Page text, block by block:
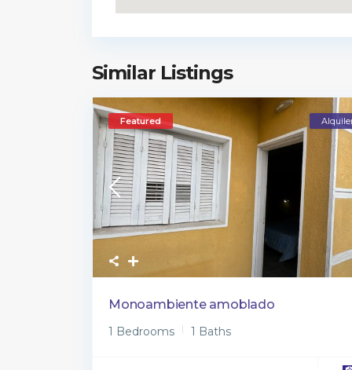
Similar Listings
Featured
Monoambiente amoblado
1 Bedrooms 1 Baths